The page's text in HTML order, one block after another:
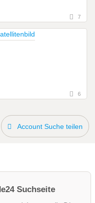
7
6
Account Suche teilen
Suchseite